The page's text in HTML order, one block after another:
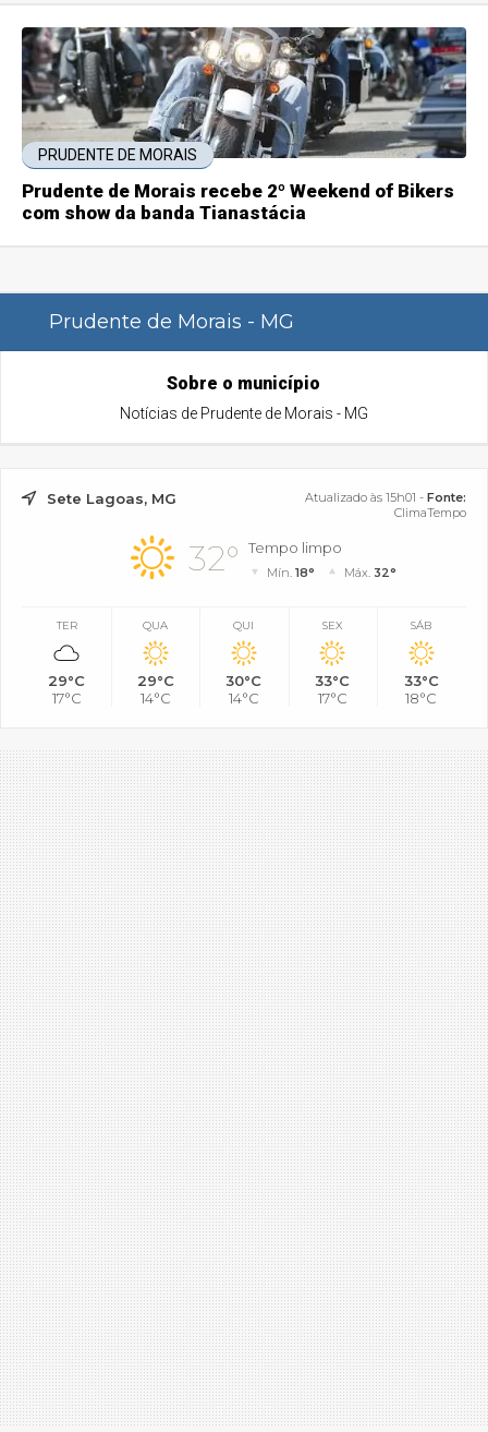
PRUDENTE DE MORAIS
Prudente de Morais recebe 2º Weekend of Bikers
com show da banda Tianastácia
Prudente de Morais - MG
Sobre o município
Notícias de Prudente de Morais - MG
Sete Lagoas, MG Atualizado às 15h01 - Fonte:
ClimaTempo
32° Tempo limpo
Mín.18° Máx. 32°
TER
29°C
17°C
QUA
29°C
14°C
QUI
30°C
14°C
SEX
33°C
17°C
SÁB
33°C
18°C